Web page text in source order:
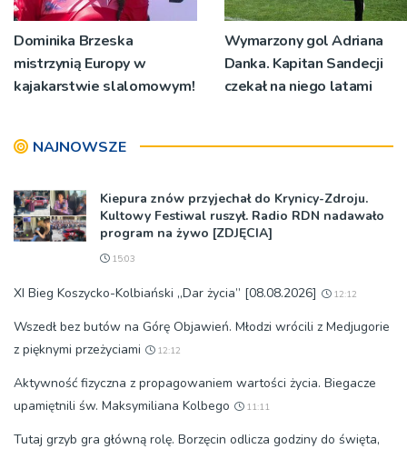
Dominika Brzeska
mistrzynią Europy w
kajakarstwie slalomowym!
Wymarzony gol Adriana
Danka. Kapitan Sandecji
czekał na niego latami
NAJNOWSZE
Kiepura znów przyjechał do Krynicy-Zdroju.
Kultowy Festiwal ruszył. Radio RDN nadawało
program na żywo [ZDJĘCIA]
15:03
XI Bieg Koszycko-Kolbiański „Dar życia” [08.08.2026] 12:12
Wszedł bez butów na Górę Objawień. Młodzi wrócili z Medjugorie
z pięknymi przeżyciami
12:12
Aktywność fizyczna z propagowaniem wartości życia. Biegacze
upamiętnili św. Maksymiliana Kolbego
11:11
Tutaj grzyb gra główną rolę. Borzęcin odlicza godziny do święta,